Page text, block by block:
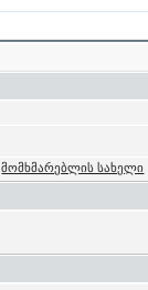
,მომხმარებლის სახელი